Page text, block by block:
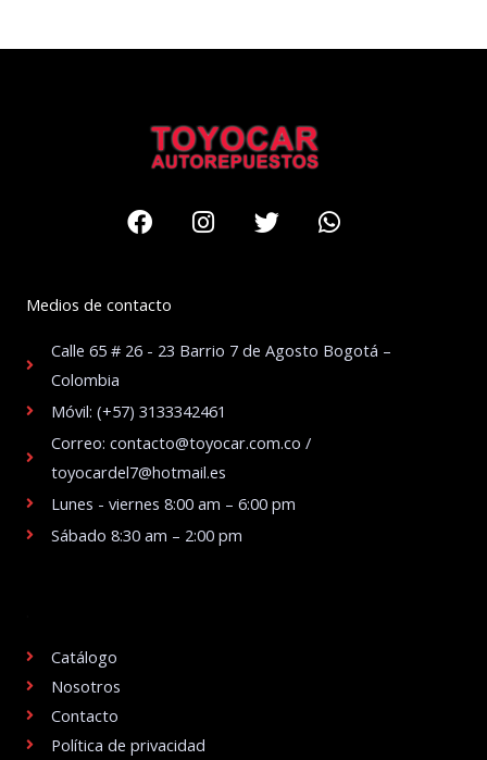
FacebookInstagram
TwitterWhatsapp
Medios de contacto
Calle 65 # 26 - 23 Barrio 7 de Agosto Bogotá –
Colombia
Móvil: (+57) 3133342461
Correo: contacto@toyocar.com.co /
toyocardel7@hotmail.es
Lunes - viernes 8:00 am – 6:00 pm
Sábado 8:30 am – 2:00 pm
Catálogo
Nosotros
Contacto
Política de privacidad